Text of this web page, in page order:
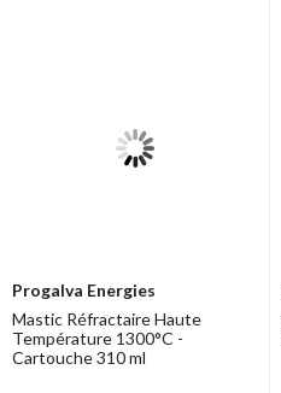
Progalva Energies
Mastic Réfractaire Haute
Température 1300°C -
Cartouche 310 ml